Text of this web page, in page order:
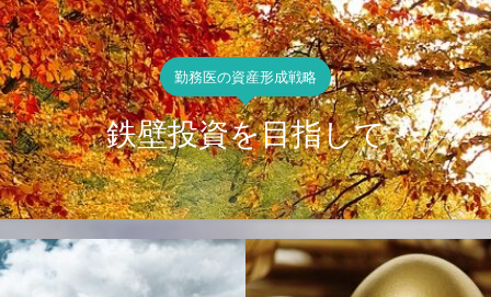
勤務医の資産形成戦略
鉄壁投資を目指して